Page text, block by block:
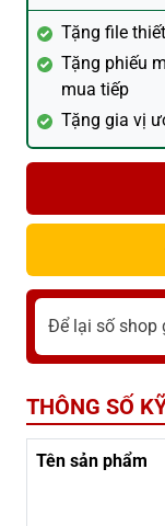
Tặng file
Tặng phiếu
mua tiếp
Tặng gia vị
THÔNG SỐ
Tên sản phẩm